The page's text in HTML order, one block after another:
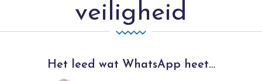
veiligheid
Het leed wat WhatsApp heet…